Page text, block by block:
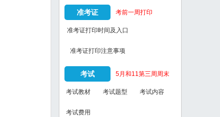
准考证 考前一周打印
准考证打印时间及入口
准考证打印注意事项
考试 5月和11第三周周末
考试教材 考试题型 考试内容
考试费用